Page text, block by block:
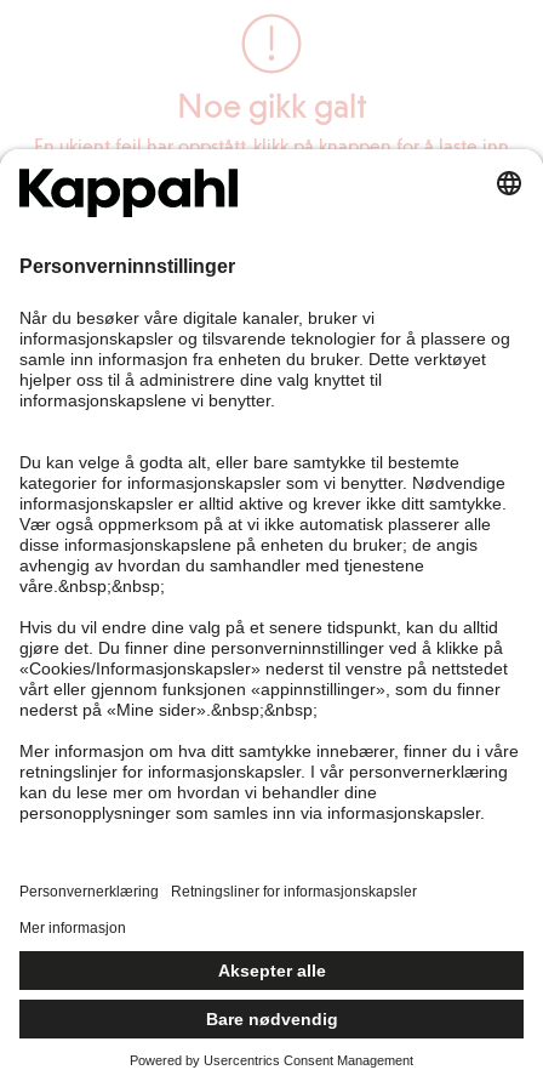
Noe gikk galt
En ukjent feil har oppstått, klikk på knappen for å laste inn
siden på nytt.